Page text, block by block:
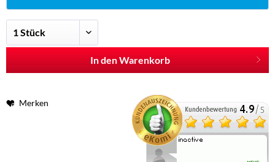
In den Warenkorb
Merken